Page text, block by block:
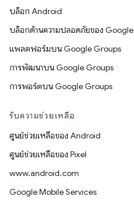
บล็อก Android
บล็อกด้านความปลอดภัยของ Google
แพลตฟอร์มบน Google Groups
การพัฒนาบน Google Groups
การพอร์ตบน Google Groups
รับความช่วยเหลือ
ศูนย์ช่วยเหลือของ Android
ศูนย์ช่วยเหลือของ Pixel
www.android.com
Google Mobile Services